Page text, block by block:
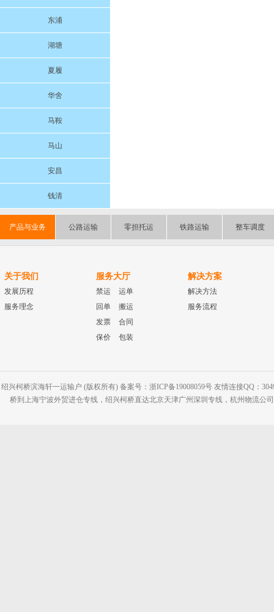
东浦
湖塘
夏履
华舍
马鞍
马山
安昌
钱清
产品与业务 公路运输 零担托运 铁路运输 整车调度
关于我们
发展历程
服务理念
服务大厅
禁运
运单
回单
搬运
发票
合同
保价
包装
解决方案
解决方法
服务流程
绍兴柯桥滨海轩一运输户 (版权所有) 备案号：浙ICP备19008059号 友情连接QQ：
桥到上海宁波外贸进仓专线，绍兴柯桥直达北京天津广州深圳专线，杭州物流公